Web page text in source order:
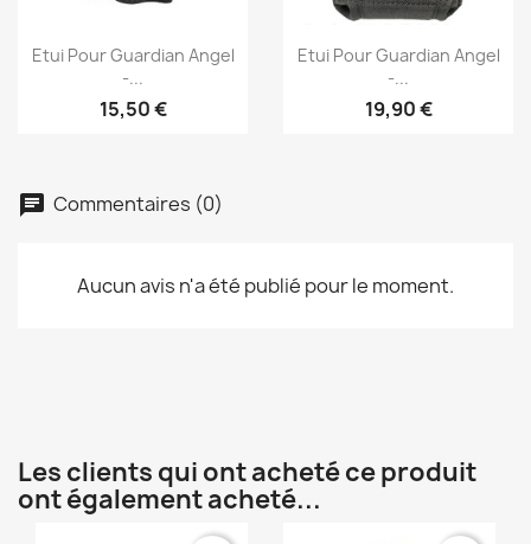
Aperçu rapide
Etui Pour Guardian Angel
-...
15,50 €
Aperçu rapide
Etui Pour Guardian Angel
-...
19,90 €
Commentaires (0)
Aucun avis n'a été publié pour le moment.
Les clients qui ont acheté ce produit
ont également acheté...